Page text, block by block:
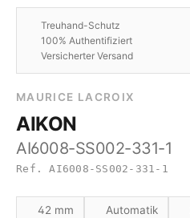
Treuhand-Schutz
100% Authentifiziert
Versicherter Versand
MAURICE LACROIX
AIKON
AI6008-SS002-331-1
Ref. AI6008-SS002-331-1
42 mm Automatik